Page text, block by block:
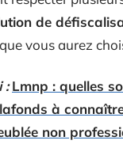
de
que vous aurez
: Lmnp : quelles
à
non